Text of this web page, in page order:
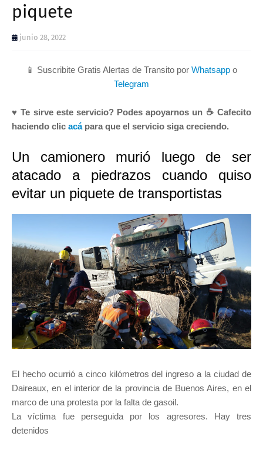
piquete
junio 28, 2022
📱 Suscribite Gratis Alertas de Transito por Whatsapp o
Telegram
♥ Te sirve este servicio? Podes apoyarnos un ☕ Cafecito
haciendo clic acápara que el servicio siga creciendo.
Un camionero murió luego de ser
atacado a piedrazos cuando quiso
evitar un piquete de transportistas
El hecho ocurrió a cinco kilómetros del ingreso a la ciudad de
Daireaux, en el interior de la provincia de Buenos Aires, en el
marco de una protesta por la falta de gasoil.
La víctima fue perseguida por los agresores. Hay tres
detenidos